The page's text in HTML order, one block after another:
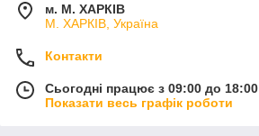
м. М. ХАРКІВ
М. ХАРКІВ, Україна
Контакти
Сьогодні працює з 09:00 до 18:00
Показати весь графік роботи